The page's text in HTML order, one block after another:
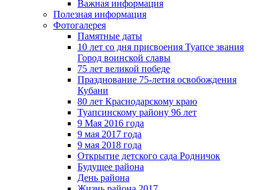
Важная информация
Полезная информация
Фотогалерея
Памятные даты
10 лет со дня присвоения Туапсе звания
Город воинской славы
75 лет великой победе
Празднование 75-летия освобождения
Кубани
80 лет Краснодарскому краю
Туапсинскому району 96 лет
9 Мая 2016 года
9 мая 2017 года
9 мая 2018 года
Открытие детского сада Родничок
Будущее района
День района